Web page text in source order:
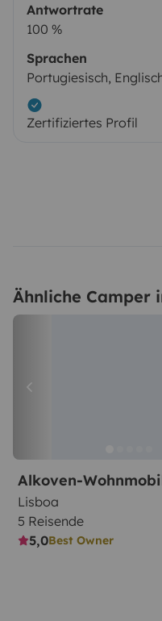
Antwortrate
100 %
Sprachen
Portugiesisch,
Zertifiziertes Profil
Ähnliche Camper
Alkoven-
Lisboa
5 Reisende
5,0Best Owner